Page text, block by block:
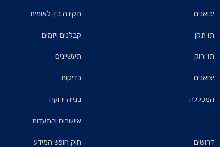
יבואנים
תו תקן
תו ירוק
יצואנים
המכללה
תקינה בין-לאומית
קבלנים ויזמים
תעשיינים
בדיקות
בנייה ירוקה
אישורים והתעדות
דרושים חוק חופש המידע